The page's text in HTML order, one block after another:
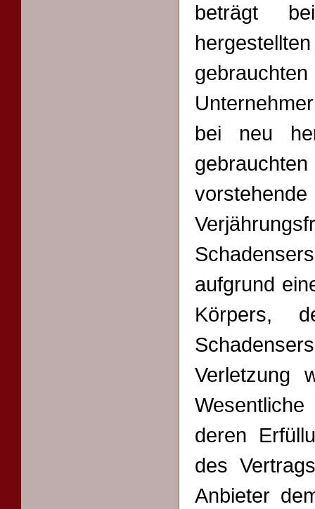
beträgt
bei neu
aufgrund
Körpers,
Verletzung
deren
des
Anbieter